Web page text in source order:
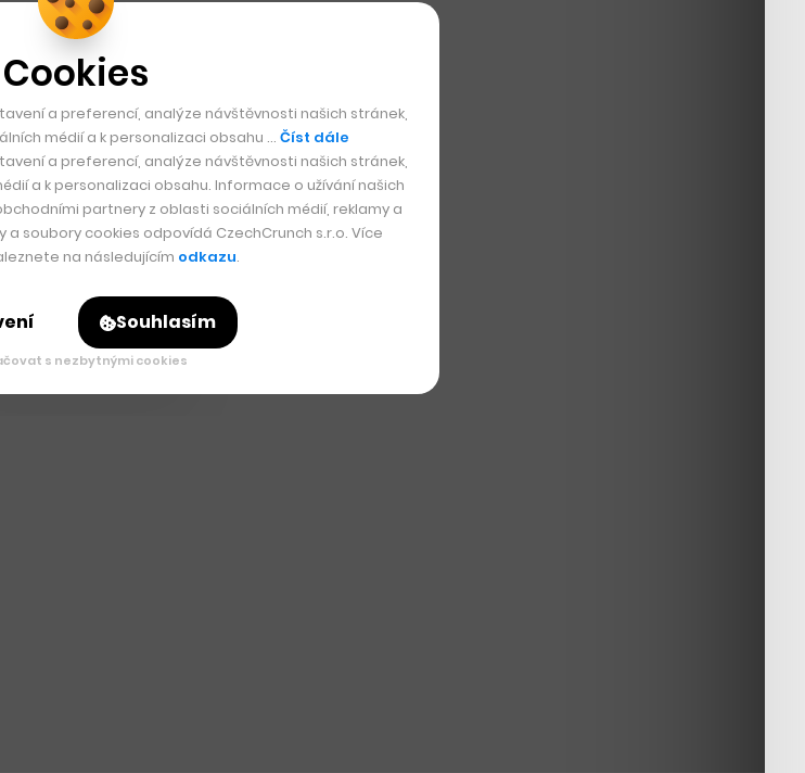
Cookies
a preferencí, analýze návštěvnosti našich stránek,
médií a k personalizaci obsahu … Číst dále
a preferencí, analýze návštěvnosti našich stránek,
a k personalizaci obsahu. Informace o užívání našich
partnery z oblasti sociálních médií, reklamy a
soubory cookies odpovídá CzechCrunch s.r.o. Více
na následujícím odkazu.
Souhlasím
s nezbytnými cookies